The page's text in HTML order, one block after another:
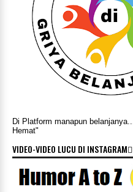
Di Platform manapun
Hemat"
VIDEO-VIDEO LUCU DI